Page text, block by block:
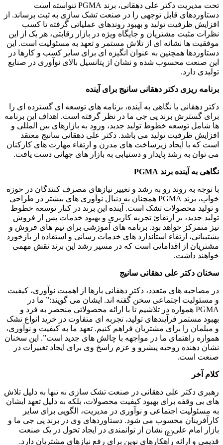
تحت مدیریت دکتر علی دهقانی، برند PGMA تنواسته است
دستاوردهای قابل توجهی را در صنعت تشک سازی به ثبت برساند. از
افزایش ظرفیت تولید و بهبود روندهای عملیاتی گرفته تا کسب
نظرات مثبت مشتریان و جایگاه ویژه در بازار رقابتی، هر یک از این
موفقیت ها نشانه ای از تلاش مستمر و تعهد به مسئولیت است. این
دستاوردها همچنین به عنوان انگیزه ای برای سایر کسب و کارها در
این صنعت محسوب شده و نشان از پتانسیل بالای نوآوری در صنایع
تولیدی دارد.
برنامه ریزی دکتر دهقانی سانیج برای آینده
دکتر دهقانی با نگاهی به آینده، برنامه های توسعه ای گسترده ای را
برای گسترش برند پی جی ما در نظر گرفته است. اهداف این برنامه
ها شامل توسعه خطوط تولید جدید، ورود به بازارهای بین المللی و
افزایش ظرفیت تولید می باشد. دکتر علی دهقانی سانیج معتقد
است که با ایجاد زیرساخت های مدرن و ارتقاء مهارت های کارکنان
می توان به رشد پایدار و دستیابی به بازار های جهانی دست یافت.
نگاهی به آینده برند PGMA
با توجه به روند رو به رشد و تغییر نیازهای مصرف کنندگان در حوزه
خواب، برند PGMA همچنان به دنبال نوآوری های بیشتر در طراحی
و تولید محصولات تشک است. آینده این برند در کنار توسعه خطوط
تولید جدید، بر ارتقائ تجربه کاربری و بهبود خدمات پس از فروش
نیز متمرکز خواهد بود. برنامه های آموزشی برای تیم های فروش و
پشتیبانی، ارتقاء استاندارد های خدمات رسانی و استفاده از بازخورد
مشتریان از اقداماتی است که در مسیر رشد این برند نقش مهمی
خواهند داشت.
سخنان دکتر علی دهقانی سانیج
در مصاحبه های متعدد، دکتر دهقانی بارها از اهمیت نوآوری، کیفیت
و مسئولیت اجتماعی سخن گفته اند. ایشان می گویند:” ما در
PGMA همواره در تلاشیم تا با ارائه محصولاتی منحصر به فرد و
بهبود مستمر فرآیندهای تولید، تجربه ای متفاوت در خرید انواع تشک
و مبلمان را برای مشتریان فراهم کنیم. تعهد ما به کیفیت و نوآوری،
همواره راهنمای ما در مواجهه با چالش های جدید است”. این سخنان
نشان دهنده روحیه پیشرو و عزم راسخ وی برای ایجاد تغییرات در
صنعت است.
کلام آخر
رهبری دکتر علی دهقانی در صنعت تشک سازی نه تنها به دلیل تلاش
های بی وقفه برای بهبود کیفیت محصولات، بلکه به دلیل تعهد ایشان
به مسئولیت اجتماعی و نوآوری در مدیریت، الگویی برای سایر
کارآفرینان محسوب می شود. دستاوردهای وی در برند پی جی ما و
بازار امام علی(ع) نشان از توانمندی در ایجاد تحول در یک صنعت
قدیمی و ارائه راهکارهای نوین برای رفع نیازهای مشتریان دارد.